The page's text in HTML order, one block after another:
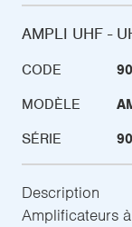
AMPLI UHF -
CODE
MODÈLE
SÉRIE
Description
Amplificateurs